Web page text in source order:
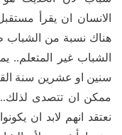
الانسان ان يقرأ
هناك نسبة من الشباب
الشباب غير المتعلم..
سنين او عشرين سنة
ممكن ان تتصدى
نعتقد انهم لابد ان